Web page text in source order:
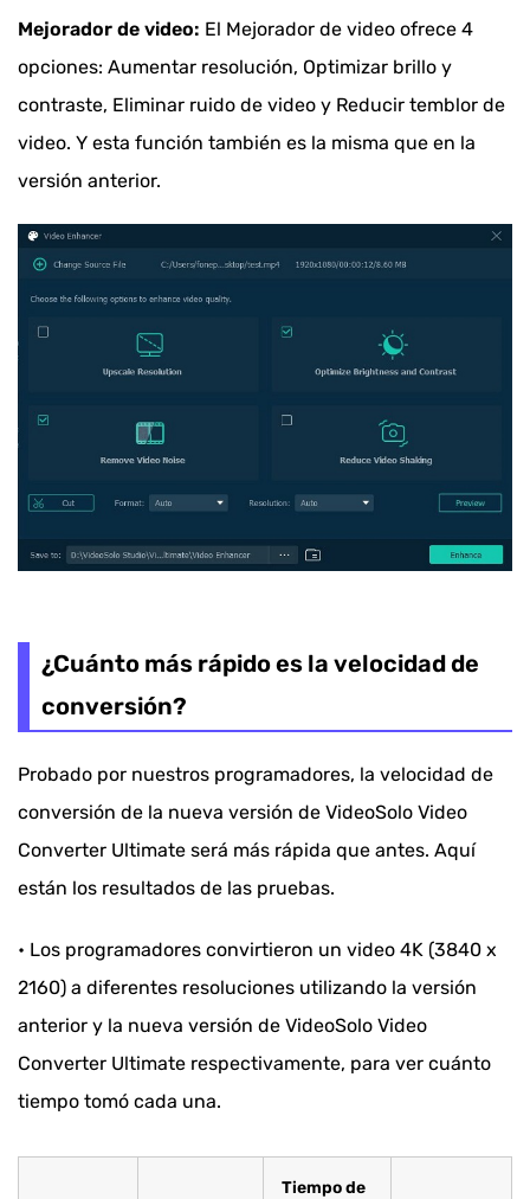
Mejorador de video: El Mejorador de video ofrece 4
opciones: Aumentar resolución, Optimizar brillo y
contraste, Eliminar ruido de video y Reducir temblor de
video. Y esta función también es la misma que en la
versión anterior.
¿Cuánto más rápido es la velocidad de
conversión?
Probado por nuestros programadores, la velocidad de
conversión de la nueva versión de VideoSolo Video
Converter Ultimate será más rápida que antes. Aquí
están los resultados de las pruebas.
• Los programadores convirtieron un video 4K (3840 x
2160) a diferentes resoluciones utilizando la versión
anterior y la nueva versión de VideoSolo Video
Converter Ultimate respectivamente, para ver cuánto
tiempo tomó cada una.
Tiempo de